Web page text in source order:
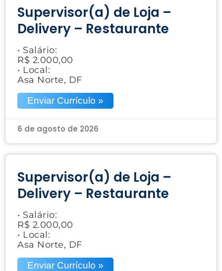
Supervisor(a) de Loja –
Delivery – Restaurante
• Salário:
R$ 2.000,00
• Local:
Asa Norte, DF
Enviar Currículo »
6 de agosto de 2026
Supervisor(a) de Loja –
Delivery – Restaurante
• Salário:
R$ 2.000,00
• Local:
Asa Norte, DF
Enviar Currículo »